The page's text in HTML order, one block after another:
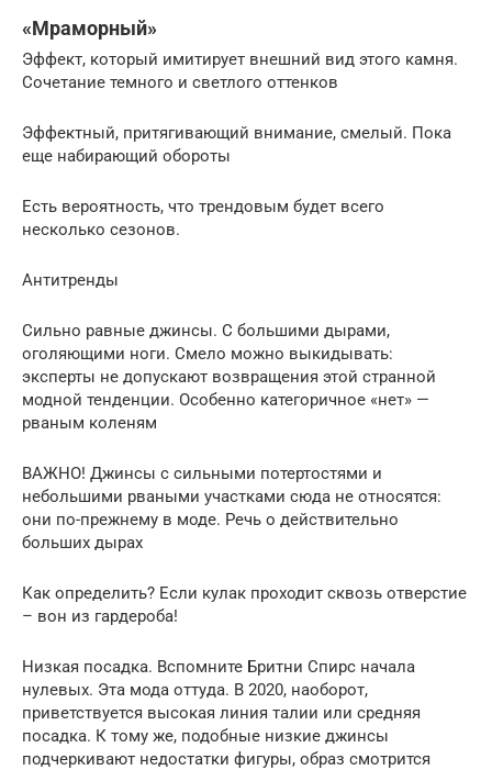
«Мраморный»
Эффект, который имитирует внешний вид этого камня.
Сочетание темного и светлого оттенков
Эффектный, притягивающий внимание, смелый. Пока
еще набирающий обороты
Есть вероятность, что трендовым будет всего
несколько сезонов.
Антитренды
Сильно равные джинсы. С большими дырами,
оголяющими ноги. Смело можно выкидывать:
эксперты не допускают возвращения этой странной
модной тенденции. Особенно категоричное «нет» —
рваным коленям
ВАЖНО! Джинсы с сильными потертостями и
небольшими рваными участками сюда не относятся:
они по-прежнему в моде. Речь о действительно
больших дырах
Как определить? Если кулак проходит сквозь отверстие
– вон из гардероба!
Низкая посадка. Вспомните Бритни Спирс начала
нулевых. Эта мода оттуда. В 2020, наоборот,
приветствуется высокая линия талии или средняя
посадка. К тому же, подобные низкие джинсы
подчеркивают недостатки фигуры, образ смотрится